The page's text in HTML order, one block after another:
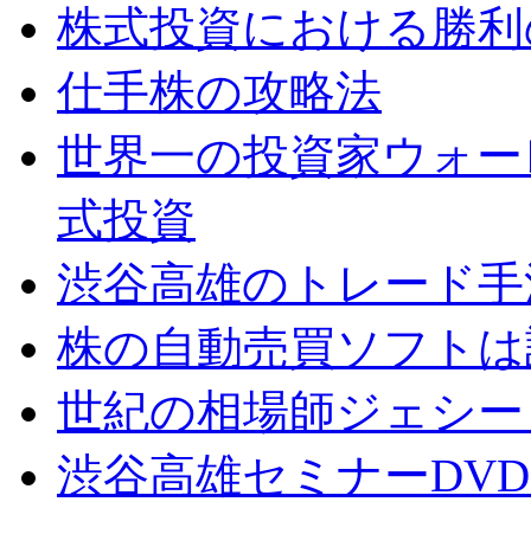
株式投資における勝
仕手株の攻略法
世界一の投資家ウォ
式投資
渋谷高雄のトレード
株の自動売買ソフト
世紀の相場師ジェシ
渋谷高雄セミナー